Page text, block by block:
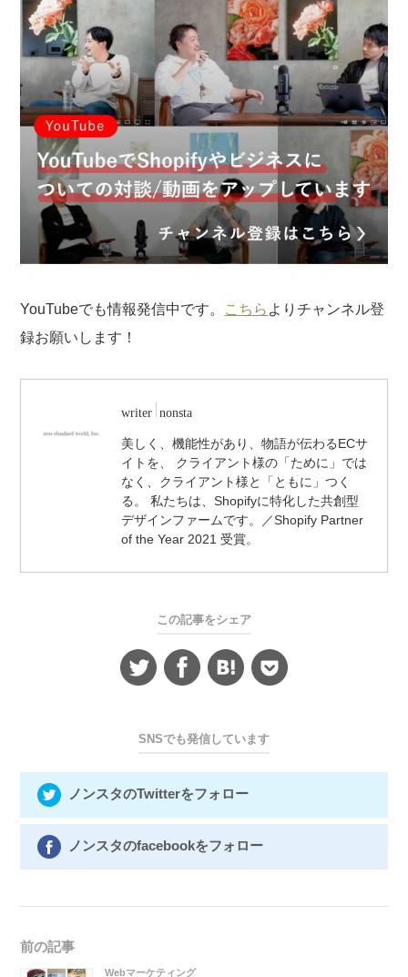
YouTubeでも情報発信中です。 こちら よりチャンネル登
録お願いします！
writer nonsta
美しく、機能性があり、物語が伝わるECサ
イトを、 クライアント様の「ために」では
なく、クライアント様と「ともに」つく
る。 私たちは、Shopifyに特化した共創型
デザインファームです。／Shopify Partner
of the Year 2021 受賞。
この記事をシェア
SNSでも発信しています
ノンスタのTwitterをフォロー
ノンスタのfacebookをフォロー
前の記事
Webマーケティング